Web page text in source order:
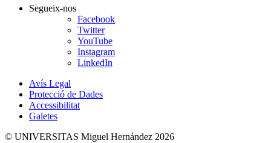
Segueix-nos
Facebook
Twitter
YouTube
Instagram
LinkedIn
Avís Legal
Protecció de Dades
Accessibilitat
Galetes
© UNIVERSITAS Miguel Hernández 2026